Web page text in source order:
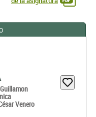
Venero